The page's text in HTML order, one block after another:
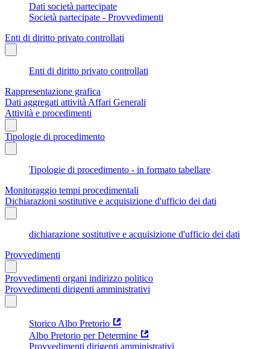
Dati società partecipate
Società partecipate - Provvedimenti
Enti di diritto privato controllati
Enti di diritto privato controllati
Rappresentazione grafica
Dati aggregati attività Affari Generali
Attività e procedimenti
Tipologie di procedimento
Tipologie di procedimento - in formato tabellare
Monitoraggio tempi procedimentali
Dichiarazioni sostitutive e acquisizione d'ufficio dei dati
dichiarazione sostitutive e acquisizione d'ufficio dei dati
Provvedimenti
Provvedimenti organi indirizzo politico
Provvedimenti dirigenti amministrativi
Storico Albo Pretorio
Albo Pretorio per Determine
Provvedimenti dirigenti amministrativi